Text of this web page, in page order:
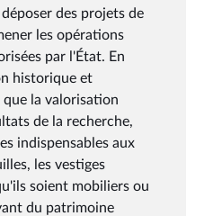
des projets de
les opérations
par l'État. En
historique et
la valorisation
de la recherche,
indispensables aux
les vestiges
soient mobiliers ou
du patrimoine